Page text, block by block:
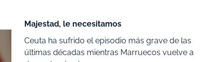
Majestad, le necesitamos
Ceuta ha sufrido el episodio más grave de las
últimas décadas mientras Marruecos vuelve a